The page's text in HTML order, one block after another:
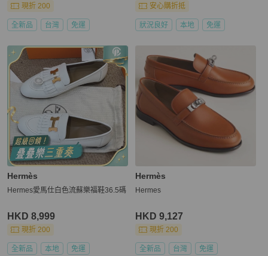
現折 200
全新品 台灣 免運
安心購折抵
狀況良好 本地 免運
Hermès
Hermes愛馬仕白色流蘇樂福鞋36.5碼
HKD 8,999
現折 200
全新品 本地 免運
Hermès
Hermes
HKD 9,127
現折 200
全新品 台灣 免運